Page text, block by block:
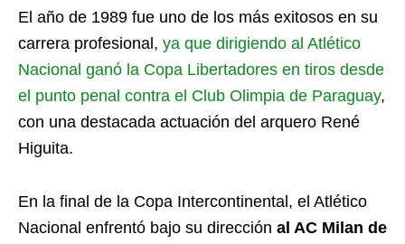
El año de 1989 fue uno de los más exitosos en su
carrera profesional, ya que dirigiendo al Atlético
Nacional ganó la Copa Libertadores en tiros desde
el punto penal contra el Club Olimpia de Paraguay,
con una destacada actuación del arquero René
Higuita.
En la final de la Copa Intercontinental, el Atlético
Nacional enfrentó bajo su dirección al AC Milan de